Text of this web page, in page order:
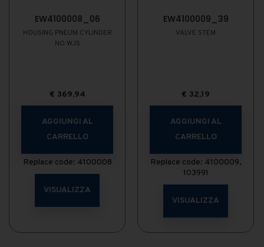
EW4100008_06
HOUSING PNEUM CYLINDER
NO WJS
€ 369,94
AGGIUNGI AL
CARRELLO
Replace code: 4100008
VISUALIZZA
EW4100009_39
VALVE STEM
€ 32,19
AGGIUNGI AL
CARRELLO
Replace code: 4100009,
103991
VISUALIZZA